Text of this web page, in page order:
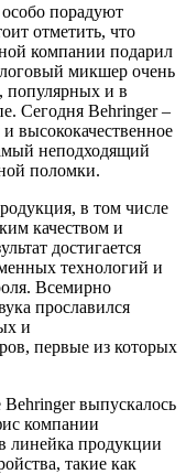
порадуют
отметить, что
компании подарил
микшер очень
популярных и в
Сегодня Behringer –
высококачественное
неподходящий
поломки.
в том числе
качеством и
достигается
технологий и
Всемирно
прославился
и
первые из которых
выпускалось
компании
линейка продукции
такие как